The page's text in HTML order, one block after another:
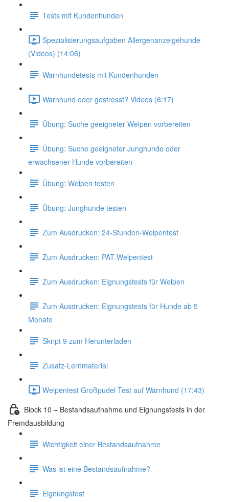
Tests mit Kundenhunden
Spezialisierungsaufgaben Allergenanzeigehunde
(Videos) (14:06)
Warnhundetests mit Kundenhunden
Warnhund oder gestresst? Videos (6:17)
Übung: Suche geeigneter Welpen vorbereiten
Übung: Suche geeigneter Junghunde oder
erwachsener Hunde vorbereiten
Übung: Welpen testen
Übung: Junghunde testen
Zum Ausdrucken: 24-Stunden-Welpentest
Zum Ausdrucken: PAT-Welpentest
Zum Ausdrucken: Eignungstests für Welpen
Zum Ausdrucken: Eignungstests für Hunde ab 5
Monate
Skript 9 zum Herunterladen
Zusatz-Lernmaterial
Welpentest Großpudel Test auf Warnhund (17:43)
Block 10 – Bestandsaufnahme und Eignungstests in der
Fremdausbildung
Wichtigkeit einer Bestandsaufnahme
Was ist eine Bestandsaufnahme?
Eignungstest